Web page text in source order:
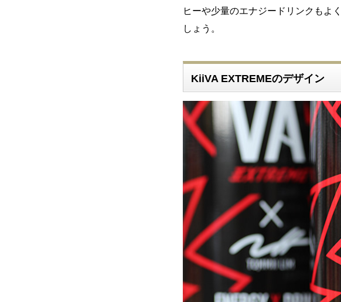
ヒーや少量のエナジードリンクもよ
しょう。
KiiVA EXTREMEのデザイン